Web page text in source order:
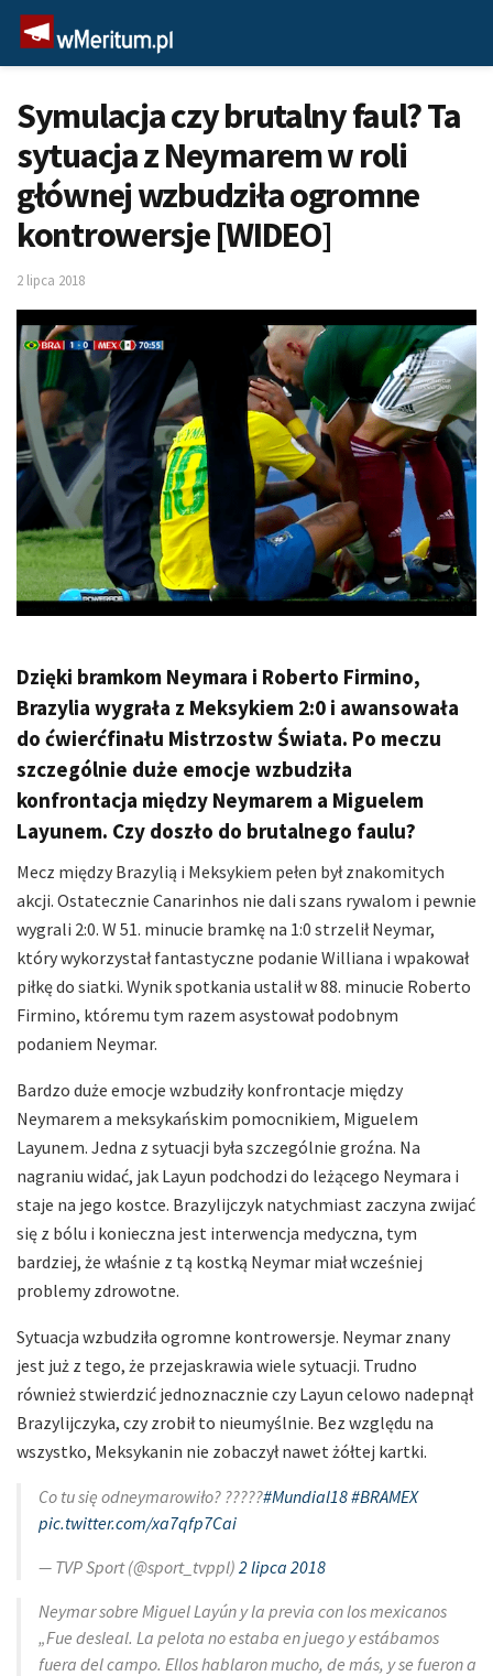
Symulacja czy brutalny faul? Ta
sytuacja z Neymarem w roli
głównej wzbudziła ogromne
kontrowersje [WIDEO]
2 lipca 2018
Dzięki bramkom Neymara i Roberto Firmino,
Brazylia wygrała z Meksykiem 2:0 i awansowała
do ćwierćfinału Mistrzostw Świata. Po meczu
szczególnie duże emocje wzbudziła
konfrontacja między Neymarem a Miguelem
Layunem. Czy doszło do brutalnego faulu?
Mecz między Brazylią i Meksykiem pełen był znakomitych
akcji. Ostatecznie Canarinhos nie dali szans rywalom i pewnie
wygrali 2:0. W 51. minucie bramkę na 1:0 strzelił Neymar,
który wykorzystał fantastyczne podanie Williana i wpakował
piłkę do siatki. Wynik spotkania ustalił w 88. minucie Roberto
Firmino, któremu tym razem asystował podobnym
podaniem Neymar.
Bardzo duże emocje wzbudziły konfrontacje między
Neymarem a meksykańskim pomocnikiem, Miguelem
Layunem. Jedna z sytuacji była szczególnie groźna. Na
nagraniu widać, jak Layun podchodzi do leżącego Neymara i
staje na jego kostce. Brazylijczyk natychmiast zaczyna zwijać
się z bólu i konieczna jest interwencja medyczna, tym
bardziej, że właśnie z tą kostką Neymar miał wcześniej
problemy zdrowotne.
Sytuacja wzbudziła ogromne kontrowersje. Neymar znany
jest już z tego, że przejaskrawia wiele sytuacji. Trudno
również stwierdzić jednoznacznie czy Layun celowo nadepnął
Brazylijczyka, czy zrobił to nieumyślnie. Bez względu na
wszystko, Meksykanin nie zobaczył nawet żółtej kartki.
Co tu się odneymarowiło? ?????#Mundial18#BRAMEX
pic.twitter.com/xa7qfp7Cai
— TVP Sport (@sport_tvppl) 2 lipca 2018
Neymar sobre Miguel Layún y la previa con los mexicanos
„Fue desleal. La pelota no estaba en juego y estábamos
fuera del campo. Ellos hablaron mucho, de más, y se fueron a